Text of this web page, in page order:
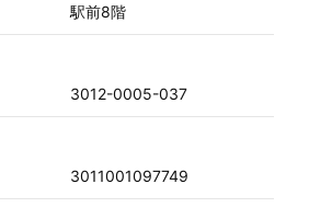
駅前8階
3012-0005-037
3011001097749